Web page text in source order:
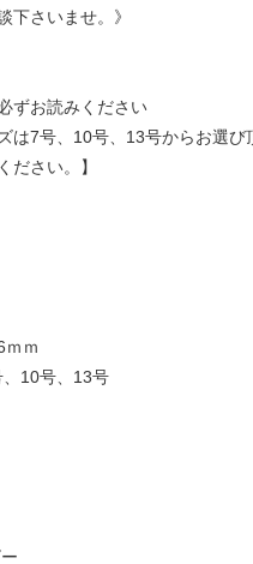
下さいませ。》
ずお読みください
ズは7号、10号、13号からお選
ださい。】
ｍｍ
、10号、13号
ー